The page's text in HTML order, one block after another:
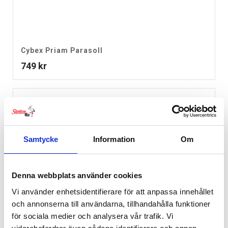
Samtycke Information Om
Denna webbplats använder cookies
Vi använder enhetsidentifierare för att anpassa innehållet
och annonserna till användarna, tillhandahålla funktioner
för sociala medier och analysera vår trafik. Vi
Cybex Priam Parasoll
749 kr